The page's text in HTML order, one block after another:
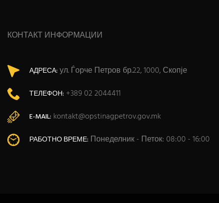
КОНТАКТ ИНФОРМАЦИИ
АДРЕСА: ул. Ѓорче Петров бр.22, 1000, Скопје
ТЕЛЕФОН: +389 02 2044411
E-MAIL: kontakt@opstinagpetrov.gov.mk
РАБОТНО ВРЕМЕ: Понеделник - Петок: 08:00 - 16:00